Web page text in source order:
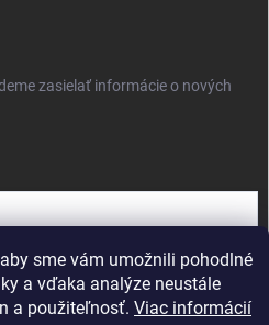
sme vám umožnili pohodlné
a vďaka analýze neustále
a použiteľnosť. Viac informácií
zasielať informácie o nových
ochrany osobných údajov